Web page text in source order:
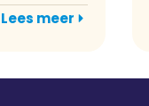
Lees meer